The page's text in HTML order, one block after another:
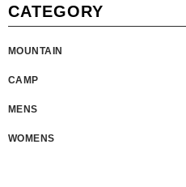
CATEGORY
MOUNTAIN
CAMP
MENS
WOMENS